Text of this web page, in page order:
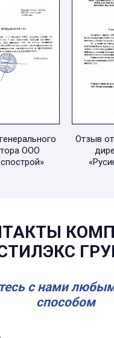
ООО
Отзыв
с нами
способом